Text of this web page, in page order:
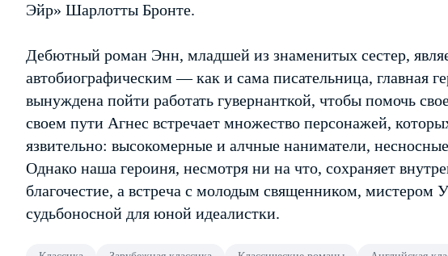
Эйр» Шарлотты Бронте.
Дебютный роман Энн, младшей из знаменитых сестер,
автобиографическим — как и сама писательница, главная
вынуждена пойти работать гувернанткой, чтобы помочь
своем пути Агнес встречает множество персонажей,
язвительно: высокомерные и алчные наниматели,
Однако наша героиня, несмотря ни на что, сохраняет
благочестие, а встреча с молодым священником, мистером
судьбоносной для юной идеалистки.